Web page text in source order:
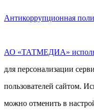
Антикоррупционная
АО «ТАТМЕДИА»
для персонализации
пользователей сайтом.
можно отменить в